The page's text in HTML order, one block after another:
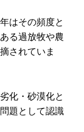
はその頻度と
る過放牧や農
されていま
化・砂漠化と
題として認識